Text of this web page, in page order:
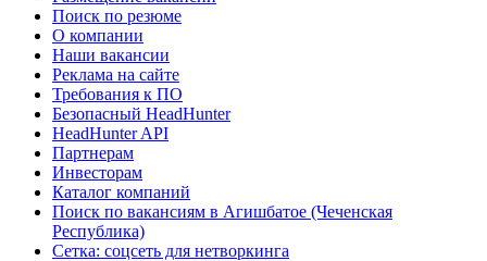
Поиск по резюме
О компании
Наши вакансии
Реклама на сайте
Требования к ПО
Безопасный HeadHunter
HeadHunter API
Партнерам
Инвесторам
Каталог компаний
Поиск по вакансиям в Агишбатое (Чеченская
Республика)
Сетка: соцсеть для нетворкинга